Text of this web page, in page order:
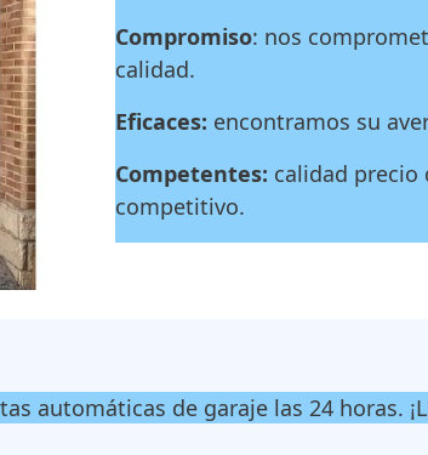
Compromiso: nos
calidad.
Eficaces: encontramos su
Competentes: calidad precio
competitivo.
automáticas de garaje las 24 horas.